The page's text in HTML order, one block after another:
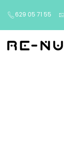
629 05 71 55